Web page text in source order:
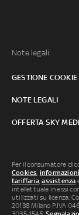
Note legali:
GESTIONE COOKIE
NOTE LEGALI
OFFERTA SKY
Per il consumatore
Cookies,
tariffaria,assistenza
intellettuale in essi
utilizzati su licenza.
20138 Milano P.IVA